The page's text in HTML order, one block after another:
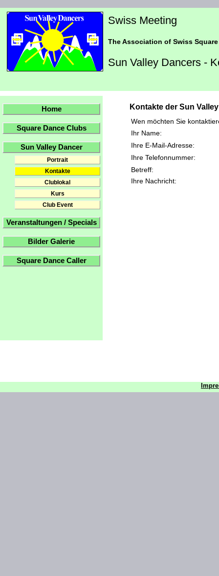
Swiss Meeting
The Association of Swiss
Sun Valley Dancers -
Home
Square Dance Clubs
Sun Valley Dancer
Portrait
Kontakte
Clublokal
Kurs
Club Event
Veranstaltungen / Specials
Bilder Galerie
Square Dance Caller
Kontakte der Sun
Wen möchten Sie
Ihr Name:
Ihre E-Mail-Adresse:
Ihre Telefonnummer:
Betreff:
Ihre Nachricht: